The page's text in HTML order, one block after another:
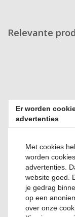
Relevante
Mini
Er worden
advertenties
Met cookies
worden
advertenties.
website goed.
je gedrag
op een
over onze